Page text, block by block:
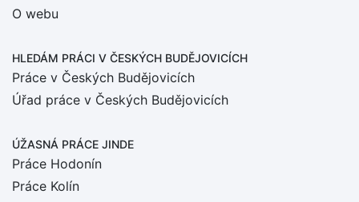
O webu
HLEDÁM PRÁCI V ČESKÝCH BUDĚJOVICÍCH
Práce v Českých Budějovicích
Úřad práce v Českých Budějovicích
ÚŽASNÁ PRÁCE JINDE
Práce Hodonín
Práce Kolín